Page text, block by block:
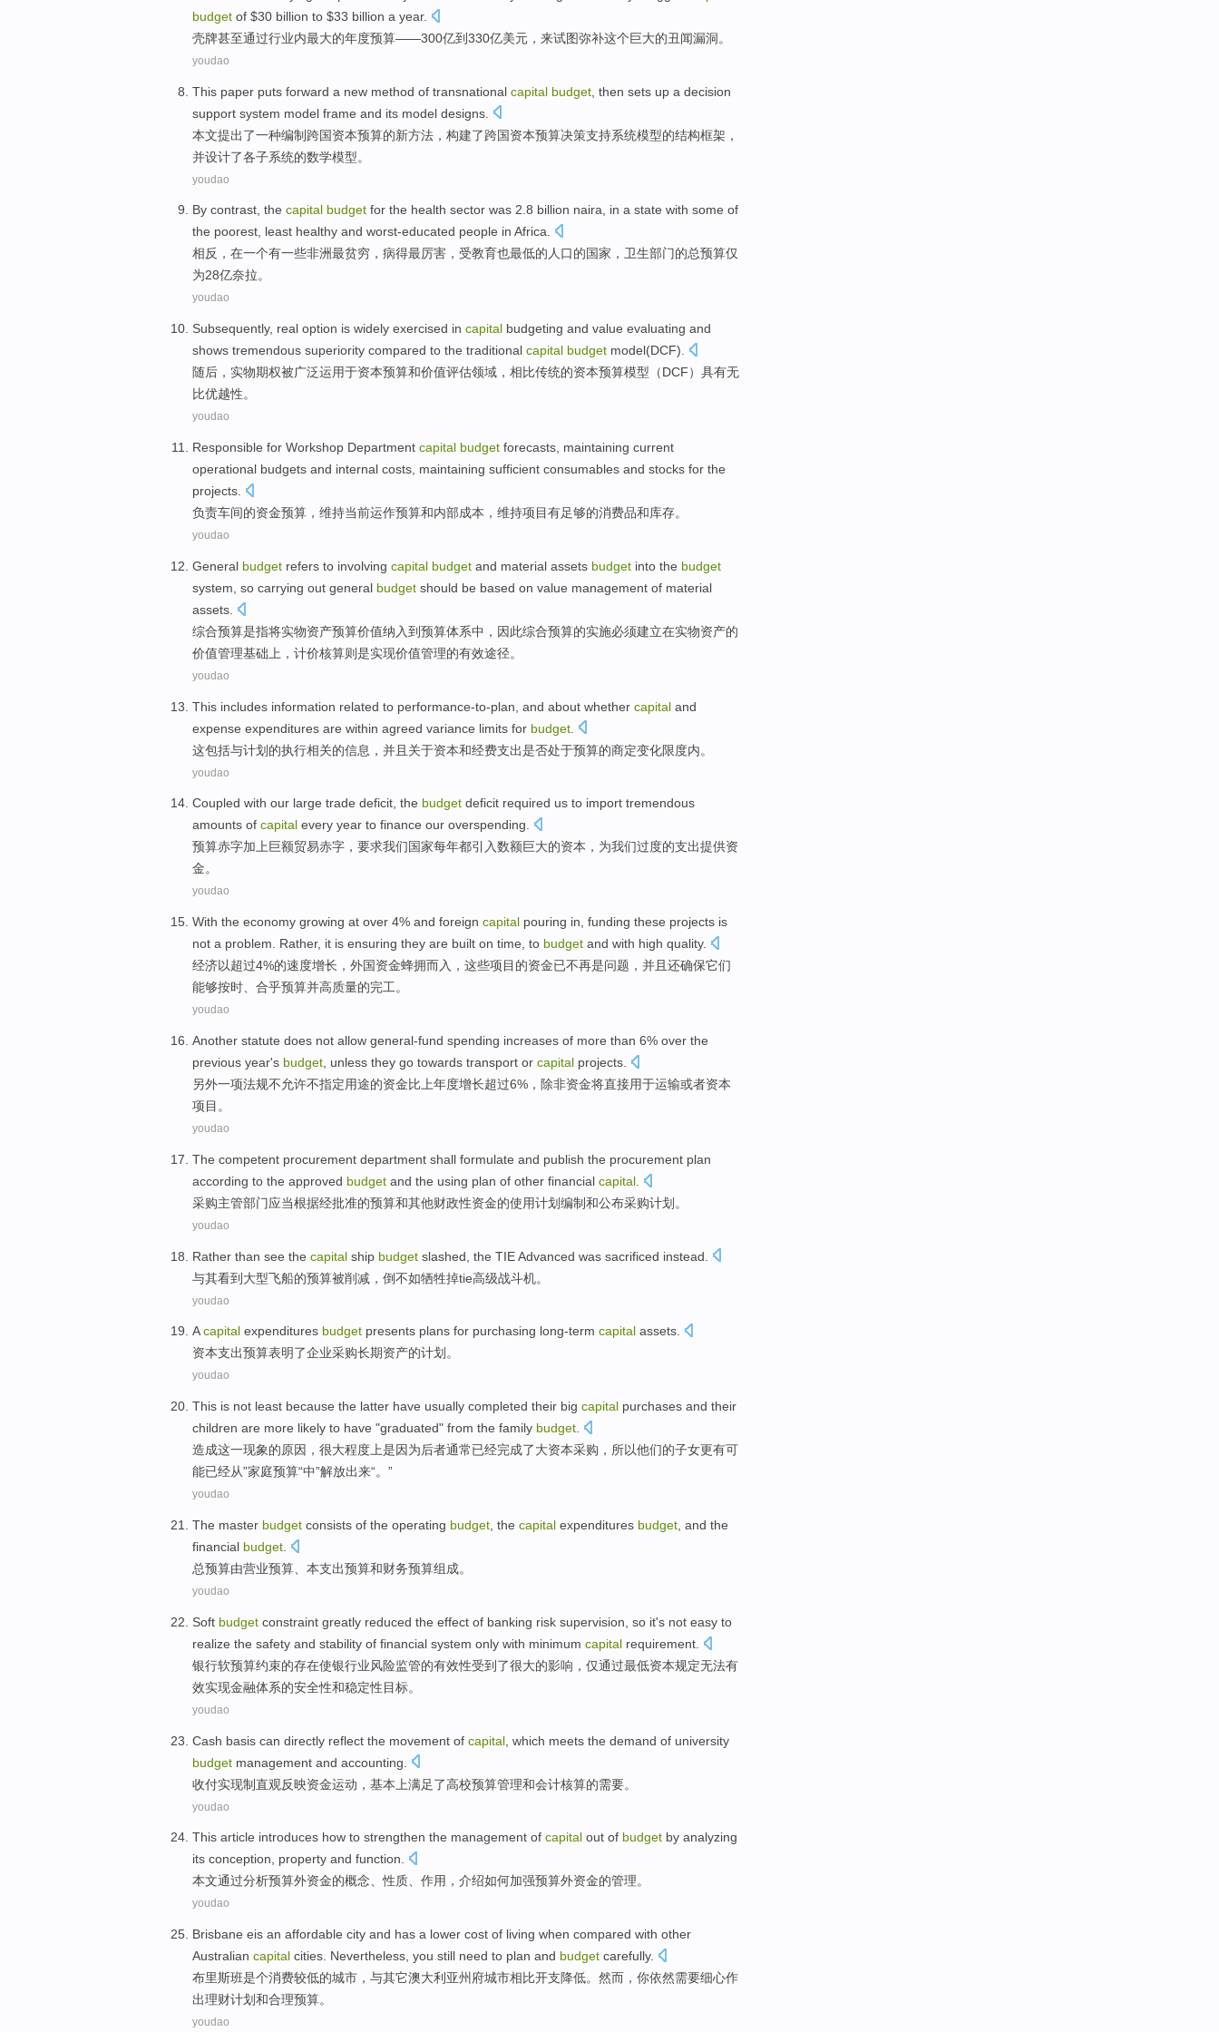
budget of $30 billion to $33 billion a year.
壳牌甚至通过行业内最大的年度预算——300亿到330亿美元，来试图弥补这个巨大的丑闻漏洞。
youdao
This paper puts forward a new method of transnational capital budget , then sets up a decision
support system model frame and its model designs.
本文提出了一种编制跨国资本预算的新方法 ， 构建了跨国资本预算决策支持系统模型的结构框架 ，
并设计了各子系统的数学模型。
youdao
By contrast, the capital budget for the health sector was 2.8 billion naira, in a state with some of
the poorest, least healthy and worst-educated people in Africa.
相反 ， 在一个有一些非洲最贫穷 ，病得最厉害，受教育也最低的人口的国家 ， 卫生部门的总预算仅
为28亿奈拉。
youdao
Subsequently, real option is widely exercised in capital budgeting and value evaluating and
shows tremendous superiority compared to the traditional capital budget model(DCF).
随后 ， 实物期权被广泛运用于资本预算和价值评估领域 ， 相比传统的资本预算模型 （DCF）具有无
比优越性。
youdao
Responsible for Workshop Department capital budget forecasts, maintaining current
operational budgets and internal costs , maintaining sufficient consumables and stocks for the
projects
负责车间的资金预算 ， 维持当前运作预算和内部成本 ，维持项目有足够的消费品和库存。
youdao
General budget refers to involving capital budget and material assets budget into the budget
system so carrying out general budget should be based on value management of material
assets.
综合预算是指将实物资产预算价值纳入到预算体系中， 因此综合预算的实施必须建立在实物资产的
价值管理基础上，计价核算则是实现价值管理的有效途径。
youdao
This includes information related to performance-to-plan, and about whether capital and
expense expenditures are within agreed variance limits for budget
这包括与计划的执行相关的信息 ， 并且 关于资本和经费支出是否处于预算的商定变化限度内。
youdao
Coupled with our large trade deficit, the budget deficit required us to import tremendous
amounts of capital every year to finance our overspending.
预算赤字加上巨额贸易赤字， 要求我们国家每年都引入数额巨大的资本 ， 为我们过度的支出提供资
金。
youdao
With the economy growing at over 4% and foreign capital pouring in, funding these projects is
not a problem . Rather, it is ensuring they are built on time , to budget and with high quality.
经济以超过4%的速度增长 ， 外国资金蜂拥而入， 这些项目 的资金已不再是问题 ，并且 还确保它们
能够按时 合乎预算并高质量的完工。
youdao
Another statute does not allow general-fund spending increases of more than 6% over the
previous year's budget unless they go towards transport or capital projects
另外一项法规不允许不指定用途的资金比 上年度增长超过6%， 除非资金将直接用于运输或者资本
项目。
youdao
The competent procurement department shall formulate and publish the procurement plan
according to the approved budget and the using plan of other financial capital
采购主管部门应当根据经批准的预算和其他财政性资金的使用计划编制和公布采购计划。
youdao
Rather than see the capital ship budget slashed , the TIEAdvanced was sacrificed instead.
与其看到大型飞船的预算被削减 ， 倒不如牺牲掉tie高级战斗机。
youdao
Acapital expenditures budget presents plans for purchasing long-term capital assets.
资本支出预算表明了企业采购长期资产的计划 。
youdao
This is not least because the latter have usually completed their big capital purchases and their
children are more likely to have "graduated" from the family budget
造成这一现象的原因 ，很大程度上是因为后者通常已经完成了大资本采购 ，所以他们的子女更有可
能已经从”家庭预算“中”解放出来“。”
youdao
The master budget consists of the operating budget , the capital expenditures budget and the
financial budget
总预算由营业预算 本支出预算和财务预算组成。
youdao
Soft budget constraint greatly reduced the effect of banking risk supervision so it's not easy to
realize the safety and stability of financial system only with minimum capital requirement
银行软预算约束的存在使银行业风险监管的有效性受到了很大的影响 ， 仅通过最低资本规定无法有
效实现金融体系的安全性和稳定性目标。
youdao
Cash basis can directly reflect the movement of capital which meets the demand of university
budget management and accounting
收付实现制直观反映资金运动 ， 基本上满足了高校预算管理和会计核算的需要。
youdao
This article introduces how to strengthen the management of capital out of budget by analyzing
its conception, property and function.
本文通过分析预算外资金的概念、性质、作用， 介绍如何加强预算外资金的管理。
youdao
Brisbane eis an affordable city and has a lower cost of living when compared with other
Australian capital cities Nevertheless you still need to plan and budget carefully.
布里斯班是个消费较低的城市 ， 与其它澳大利亚州府城市相比开支降低。 然而 ， 你依然需要细心作
出理财计划和合理预算。
youdao